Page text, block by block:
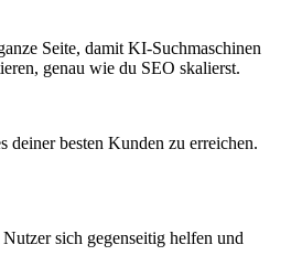
Seite, damit KI-Suchmaschinen
genau wie du SEO skalierst.
deiner besten Kunden zu erreichen.
sich gegenseitig helfen und